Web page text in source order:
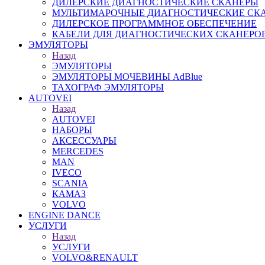
ДИЛЕРСКИЕ ДИАГНОСТИЧЕСКИЕ СКАНЕРЫ
МУЛЬТИМАРОЧНЫЕ ДИАГНОСТИЧЕСКИЕ
ДИЛЕРСКОЕ ПРОГРАММНОЕ ОБЕСПЕЧЕНИЕ
КАБЕЛИ ДЛЯ ДИАГНОСТИЧЕСКИХ
ЭМУЛЯТОРЫ
Назад
ЭМУЛЯТОРЫ
ЭМУЛЯТОРЫ МОЧЕВИНЫ АdBlue
ТАХОГРАФ ЭМУЛЯТОРЫ
AUTOVEI
Назад
AUTOVEI
НАБОРЫ
АКСЕССУАРЫ
MERCEDES
MAN
IVECO
SCANIA
КАМАЗ
VOLVO
ENGINE DANCE
УСЛУГИ
Назад
УСЛУГИ
VOLVO&RENAULT